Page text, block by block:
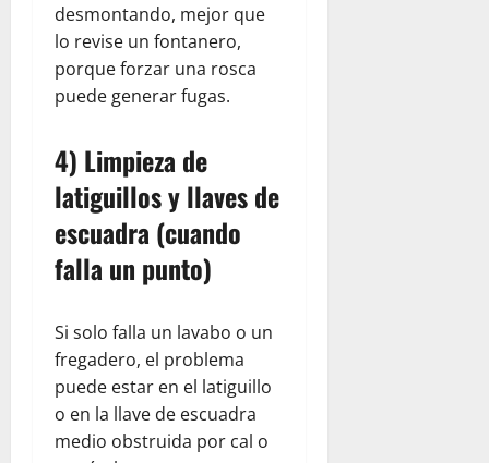
desmontando, mejor que
lo revise un fontanero,
porque forzar una rosca
puede generar fugas.
4) Limpieza de
latiguillos y llaves de
escuadra (cuando
falla un punto)
Si solo falla un lavabo o un
fregadero, el problema
puede estar en el latiguillo
o en la llave de escuadra
medio obstruida por cal o